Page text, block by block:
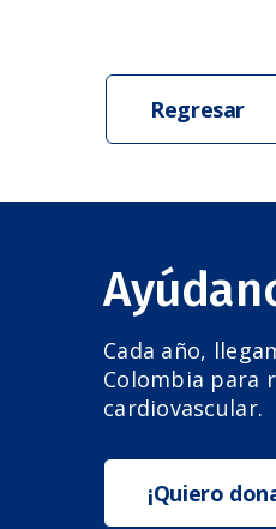
Regresar
Cada año,
Colombia para
cardiovascular.
¡Quiero